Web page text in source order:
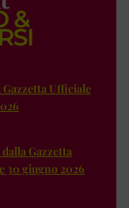
Ufficiale
Gazzetta
30 giugno 2026